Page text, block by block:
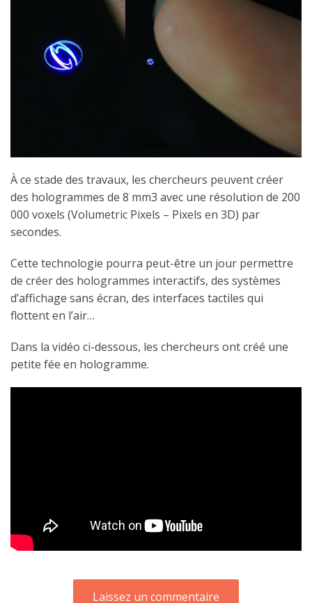
À ce stade des travaux, les chercheurs peuvent créer
des hologrammes de 8 mm3 avec une résolution de 200
000 voxels (Volumetric Pixels – Pixels en 3D) par
secondes.
Cette technologie pourra peut-être un jour permettre
de créer des hologrammes interactifs, des systèmes
d’affichage sans écran, des interfaces tactiles qui
flottent en l’air…
Dans la vidéo ci-dessous, les chercheurs ont créé une
petite fée en hologramme.